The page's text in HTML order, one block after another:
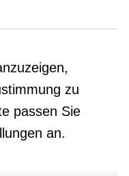
zu
passen Sie
an.